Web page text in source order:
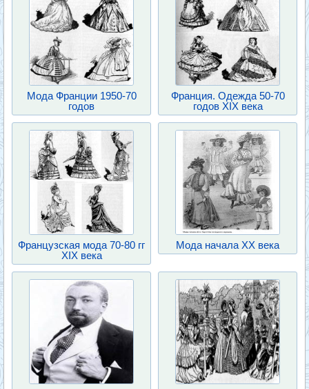
Мода Франции 1950-70
годов
Франция. Одежда 50-70
годов XIX века
Французская мода 70-80 гг
XIX века
Мода начала XX века